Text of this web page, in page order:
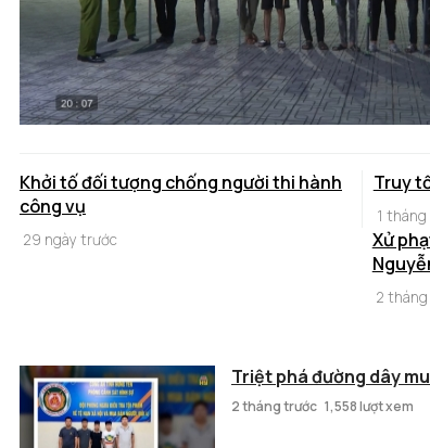
Khởi tố đối tượng chống người thi hành
công vụ
29 ngày trước
Truy
1
Xử
2
Triệt phá đường dây
2 tháng trước 1,558 lượt xem